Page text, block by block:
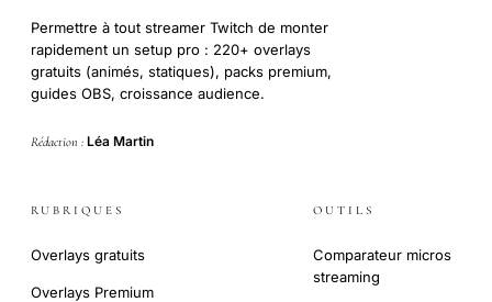
Permettre à tout streamer Twitch de monter
rapidement un setup pro : 220+ overlays
gratuits (animés, statiques), packs premium,
guides OBS, croissance audience.
Rédaction : Léa Martin
RUBRIQUES
Overlays gratuits
Overlays Premium
OUTILS
Comparateur micros
streaming